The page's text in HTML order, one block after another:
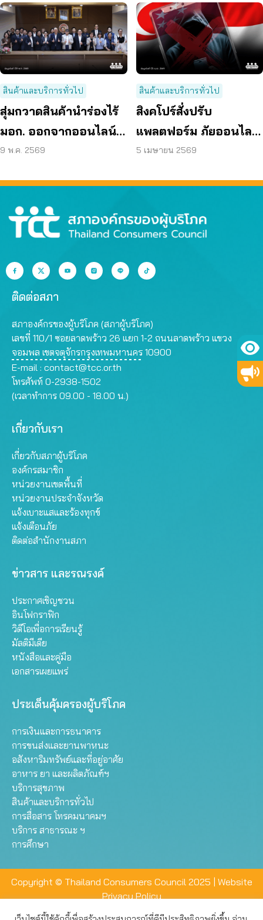
ก่อนเนื้อหาผิดกฎหมาย
ลุกลาม
สินค้าและบริการทั่วไป
สุ่มกวาดสินค้านำร่องไร้
มอก. ออกจากออนไลน์
แล้วกว่า 80% ขยาย
9 พ.ค. 2569
สินค้าและบริการทั่วไป
สิงคโปร์สั่งปรับ
แพลตฟอร์ม ภัยออนไลน์
ลด 80% แนะไทยต้อง
5 เมษายน 2569
ติดต่อสภา
สภาองค์กรของผู้บริโภค (สภาผู้บริโภค)
เลขที่ 110/1 ซอยลาดพร้าว 26 แยก 1-2 ถนนลาดพร้าว แขวง
จอมพล เขตจตุจักรกรุงเทพมหานคร 10900
E-mail : contact@tcc.or.th
โทรศัพท์ 0-2938-1502
(เวลาทำการ 09.00 - 18.00 น.)
เกี่ยวกับเรา
เกี่ยวกับสภาผู้บริโภค
องค์กรสมาชิก
หน่วยงานเขตพื้นที่
หน่วยงานประจำจังหวัด
แจ้งเบาะแสและร้องทุกข์
แจ้งเตือนภัย
ติดต่อสำนักงานสภา
ข่าวสาร และรณรงค์
ประกาศเชิญชวน
อินโฟกราฟิก
วิดีโอเพื่อการเรียนรู้
มัลติมีเดีย
หนังสือและคู่มือ
เอกสารเผยแพร่
ประเด็นคุ้มครองผู้บริโภค
การเงินและการธนาคาร
การขนส่งและยานพาหนะ
อสังหาริมทรัพย์และที่อยู่อาศัย
อาหาร ยา และผลิตภัณฑ์ฯ
บริการสุขภาพ
สินค้าและบริการทั่วไป
การสื่อสาร โทรคมนาคมฯ
บริการ สาธารณะ ฯ
การศึกษา
Copyright © Thailand Consumers Council 2025 | Website
Privacy Policy